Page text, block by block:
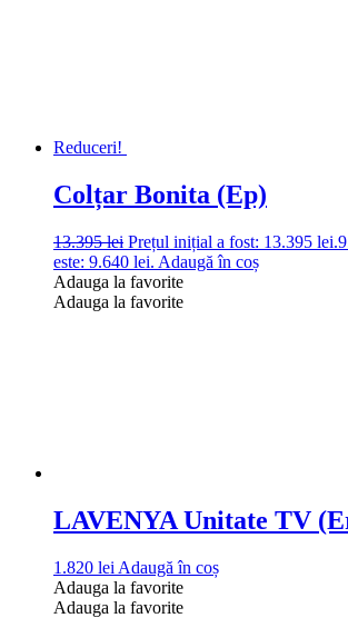
Reduceri!
Colțar Bonita (Ep)
13.395lei Prețul inițial a fost: 13.395 lei.
este: 9.640 lei. Adaugă în coș
Adauga la favorite
Adauga la favorite
LAVENYA Unitate TV
1.820 lei Adaugă în coș
Adauga la favorite
Adauga la favorite